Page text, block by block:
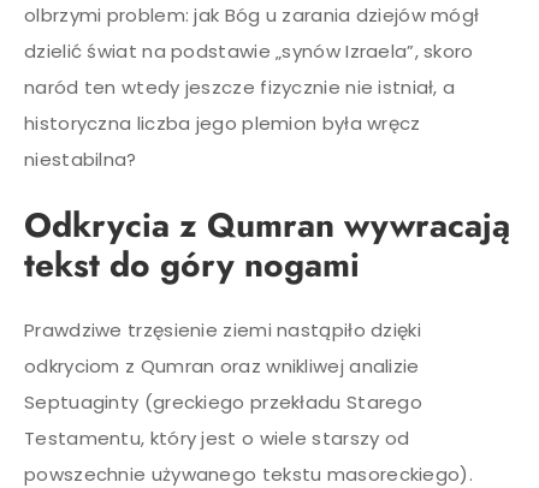
olbrzymi problem: jak Bóg u zarania dziejów mógł
dzielić świat na podstawie „synów Izraela”, skoro
naród ten wtedy jeszcze fizycznie nie istniał, a
historyczna liczba jego plemion była wręcz
niestabilna?
Odkrycia z Qumran wywracają
tekst do góry nogami
Prawdziwe trzęsienie ziemi nastąpiło dzięki
odkryciom z Qumran oraz wnikliwej analizie
Septuaginty (greckiego przekładu Starego
Testamentu, który jest o wiele starszy od
powszechnie używanego tekstu masoreckiego).